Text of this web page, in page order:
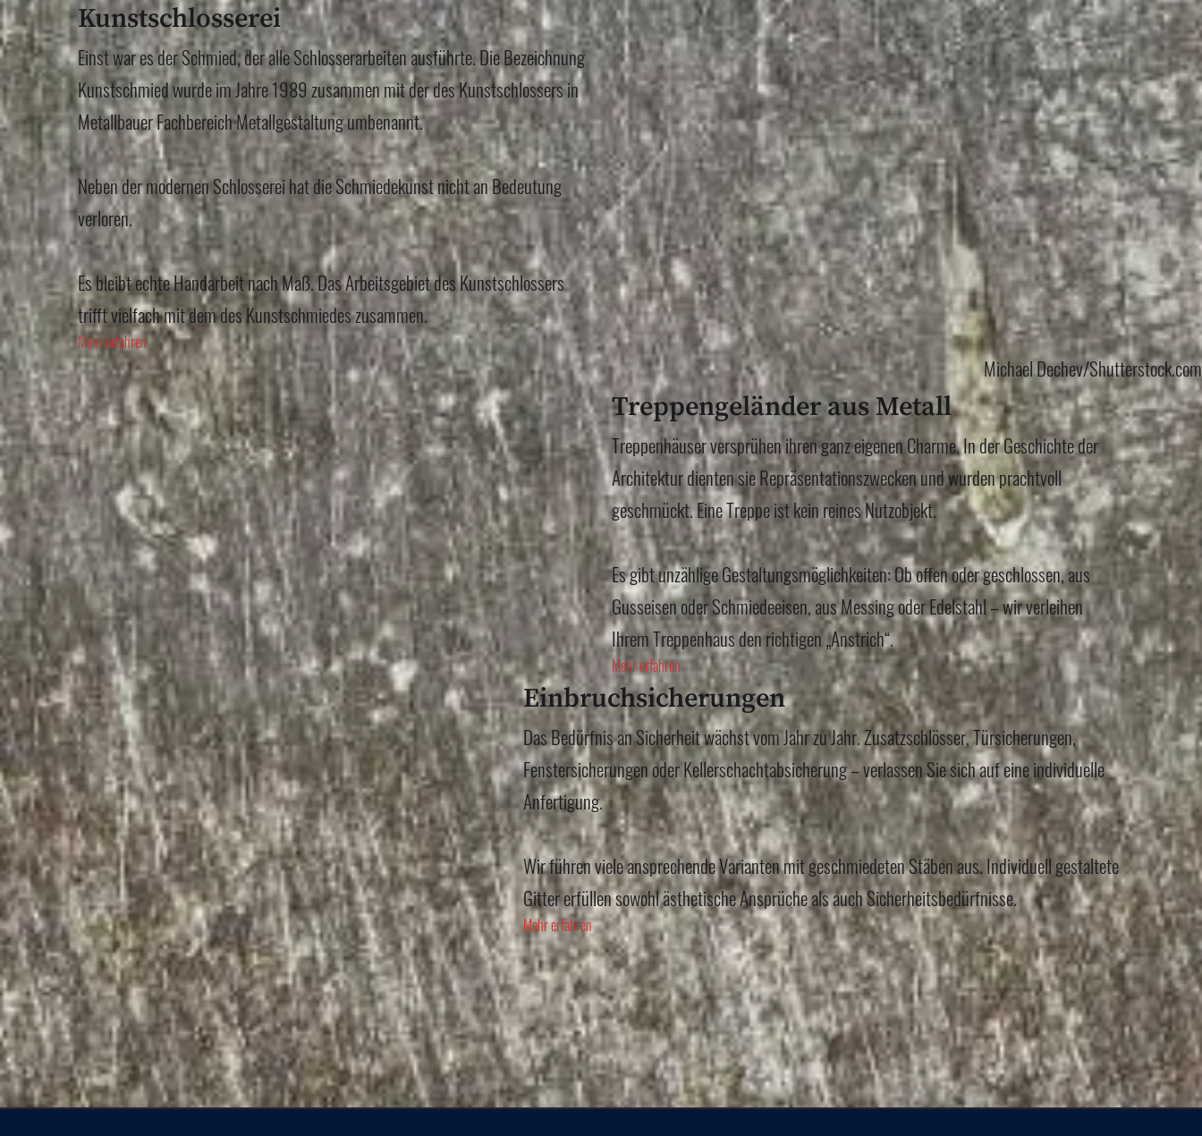
Kunstschlosserei
Einst war es der Schmied, der alle Schlosserarbeiten ausführte. Die Bezeichnung
Kunstschmied wurde im Jahre 1989 zusammen mit der des Kunstschlossers in
Metallbauer Fachbereich Metallgestaltung umbenannt.
Neben der modernen Schlosserei hat die Schmiedekunst nicht an Bedeutung
verloren.
Es bleibt echte Handarbeit nach Maß. Das Arbeitsgebiet des Kunstschlossers
trifft vielfach mit dem des Kunstschmiedes zusammen.
Mehr erfahren
Michael Dechev/Shutterstock.com
Treppengeländer aus Metall
Treppenhäuser versprühen ihren ganz eigenen Charme. In der Geschichte der
Architektur dienten sie Repräsentationszwecken und wurden prachtvoll
geschmückt. Eine Treppe ist kein reines Nutzobjekt.
Es gibt unzählige Gestaltungsmöglichkeiten: Ob offen oder geschlossen, aus
Gusseisen oder Schmiedeeisen, aus Messing oder Edelstahl – wir verleihen
Ihrem Treppenhaus den richtigen „Anstrich“.
Mehr erfahren
Einbruchsicherungen
Das Bedürfnis an Sicherheit wächst vom Jahr zu Jahr. Zusatzschlösser, Türsicherungen,
Fenstersicherungen oder Kellerschachtabsicherung – verlassen Sie sich auf eine individuelle
Anfertigung.
Wir führen viele ansprechende Varianten mit geschmiedeten Stäben aus. Individuell gestaltete
Gitter erfüllen sowohl ästhetische Ansprüche als auch Sicherheitsbedürfnisse.
Mehr erfahren